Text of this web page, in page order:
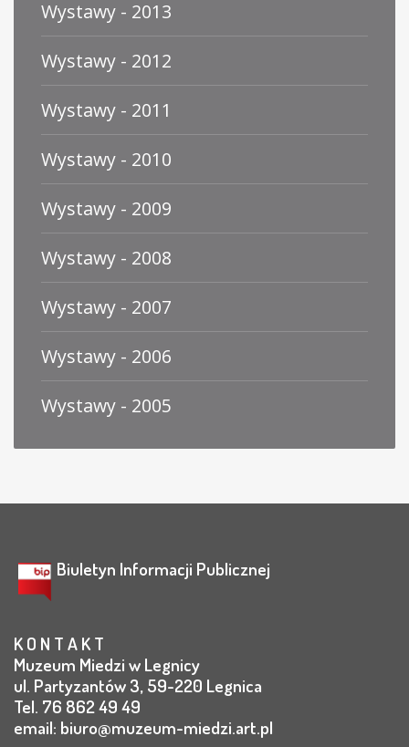
Wystawy - 2013
Wystawy - 2012
Wystawy - 2011
Wystawy - 2010
Wystawy - 2009
Wystawy - 2008
Wystawy - 2007
Wystawy - 2006
Wystawy - 2005
Biuletyn Informacji Publicznej
K O N T A K T
Muzeum Miedzi w Legnicy
ul. Partyzantów 3, 59-220 Legnica
Tel. 76 862 49 49
email: biuro@muzeum-miedzi.art.pl